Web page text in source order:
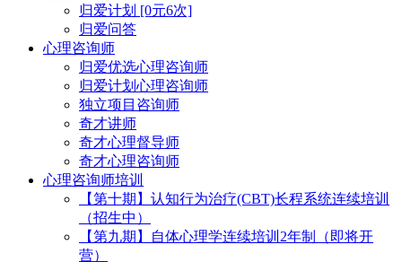
归爱计划 [0元6次]
归爱问答
心理咨询师
归爱优选心理咨询师
归爱计划心理咨询师
独立项目咨询师
奇才讲师
奇才心理督导师
奇才心理咨询师
心理咨询师培训
【第十期】认知行为治疗(CBT)长程系统连续培训
（招生中）
【第九期】自体心理学连续培训2年制（即将开
营）